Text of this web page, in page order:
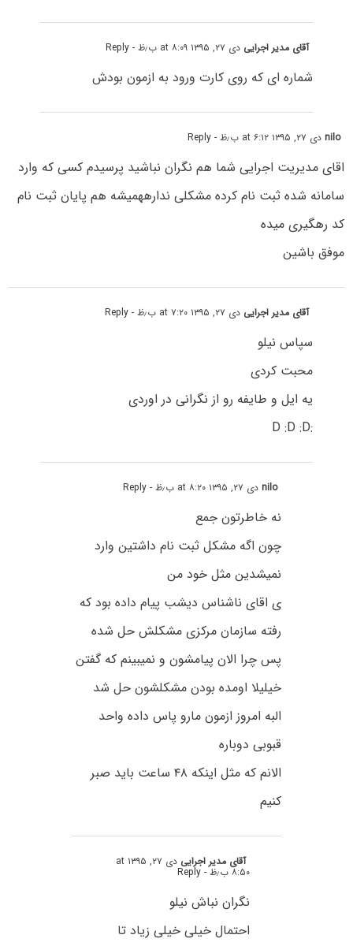
آقای مدیر اجرایی دی ۲۷, ۱۳۹۵ at ۸:۰۹ ب٫ظ - Reply
شماره ای که روی کارت ورود به ازمون بودش
niloدی ۲۷, ۱۳۹۵ at ۶:۱۲ ب٫ظ - Reply
اقای مدیریت اجرایی شما هم نگران نباشید پرسیدم کسی که وارد
سامانه شده ثبت نام کرده مشکلی ندارههمیشه هم پایان ثبت نام
کد رهگیری میده
موفق باشین
آقای مدیر اجرایی دی ۲۷, ۱۳۹۵ at ۷:۲۰ ب٫ظ - Reply
سپاس نیلو
محبت کردی
یه ایل و طایفه رو از نگرانی در اوردی
:D :D :D
niloدی ۲۷, ۱۳۹۵ at ۸:۲۰ ب٫ظ - Reply
نه خاطرتون جمع
چون اگه مشکل ثبت نام داشتین وارد
نمیشدین مثل خود من
ی اقای ناشناس دیشب پیام داده بود که
رفته سازمان مرکزی مشکلش حل شده
پس چرا الان پیامشون و نمیبینم که گفتن
خیلیلا اومده بودن مشکلشون حل شد
البه امروز ازمون مارو پاس داده واحد
قبوبی دوباره
الانم که مثل اینکه ۴۸ ساعت باید صبر
کنیم
آقای مدیر اجرایی دی ۲۷, ۱۳۹۵ at
۸:۵۰ ب٫ظ - Reply
نگران نباش نیلو
احتمال خیلی خیلی زیاد تا